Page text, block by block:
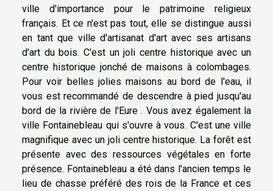
ville d'importance pour le patrimoine religieux
français. Et ce n'est pas tout, elle se distingue aussi
en tant que ville d'artisanat d'art avec ses artisans
d'art du bois. C'est un joli centre historique avec un
centre historique jonché de maisons à colombages.
Pour voir belles jolies maisons au bord de l'eau, il
vous est recommandé de descendre à pied jusqu'au
bord de la rivière de l'Eure . Vous avez également la
ville Fontainebleau qui s'ouvre à vous. C'est une ville
magnifique avec un joli centre historique. La forêt est
présente avec des ressources végétales en forte
présence. Fontainebleau a été dans l'ancien temps le
lieu de chasse préféré des rois de la France et ces